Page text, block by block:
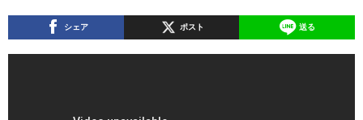
シェア ポスト 送る